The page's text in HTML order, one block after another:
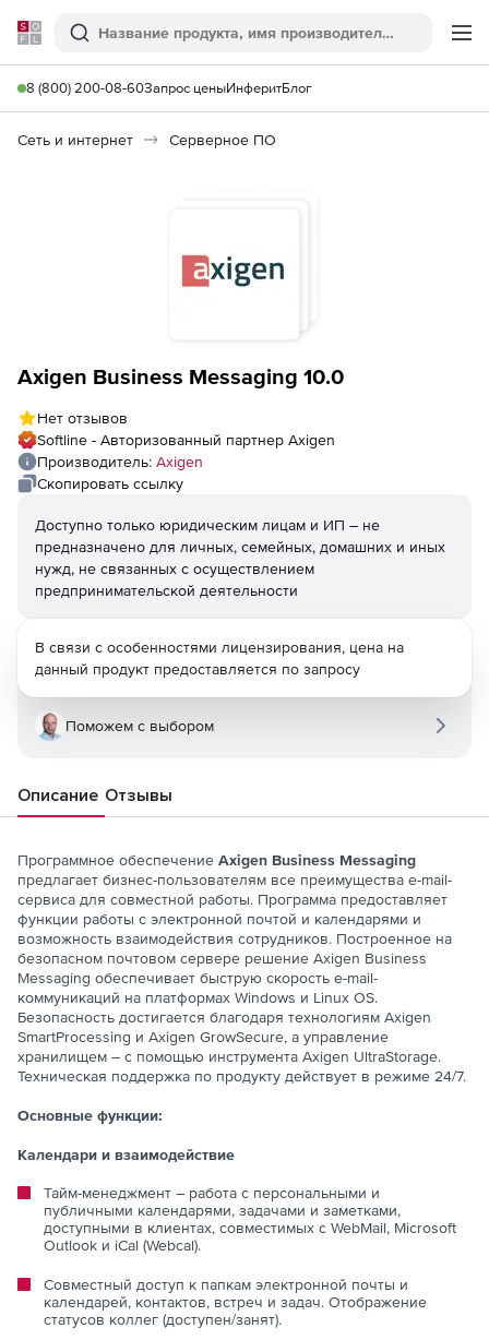
Softline
Поиск
8 (800) 200-08-60Запрос ценыИнферитБлог
Сеть и интернет Серверное ПО
Axigen Business Messaging 10.0
Нет отзывов
Softline - Авторизованный партнер Axigen
Производитель: Axigen
Скопировать ссылку
Доступно только юридическим лицам и ИП – не
предназначено для личных, семейных, домашних и иных
нужд, не связанных с осуществлением
предпринимательской деятельности
В связи с особенностями лицензирования, цена на
данный продукт предоставляется по запросу
Поможем с выбором
Описание Отзывы
Программное обеспечение Axigen Business Messaging
предлагает бизнес-пользователям все преимущества e-mail-
сервиса для совместной работы. Программа предоставляет
функции работы с электронной почтой и календарями и
возможность взаимодействия сотрудников. Построенное на
безопасном почтовом сервере решение Axigen Business
Messaging обеспечивает быструю скорость e-mail-
коммуникаций на платформах Windows и Linux OS.
Безопасность достигается благодаря технологиям Axigen
SmartProcessing и Axigen GrowSecure, а управление
хранилищем – с помощью инструмента Axigen UltraStorage.
Техническая поддержка по продукту действует в режиме 24/7.
Основные функции:
Календари и взаимодействие
Тайм-менеджмент – работа с персональными и
публичными календарями, задачами и заметками,
доступными в клиентах, совместимых с WebMail, Microsoft
Outlook и iCal (Webcal).
Совместный доступ к папкам электронной почты и
календарей, контактов, встреч и задач. Отображение
статусов коллег (доступен/занят).